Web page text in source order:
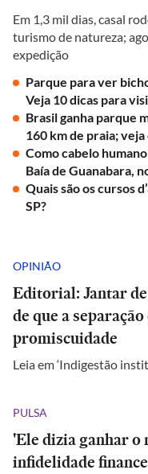
Em 1,3 mil dias, casal
turismo de natureza;
expedição
Parque para ver
Veja 10 dicas para
Brasil ganha parque
160 km de praia; veja
Como cabelo
Baía de Guanabara,
Quais são os cursos
SP?
OPINIÃO
Editorial: Jantar
de que a
promiscuidade
Leia em ‘Indigestão
PULSA
'Ele dizia ganhar o
infidelidade